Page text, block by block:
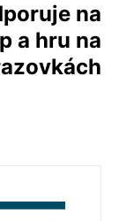
na
a hru na